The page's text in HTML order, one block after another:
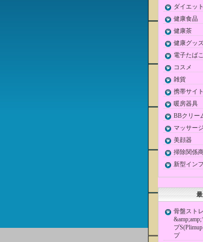
ダイエッ
健康食品
健康茶
健康グッ
電子たばこ
コスメ
雑貨
携帯サイ
暖房器具
BBクリー
マッサー
美顔器
掃除関係
新型イン
骨盤スト
プ
プ